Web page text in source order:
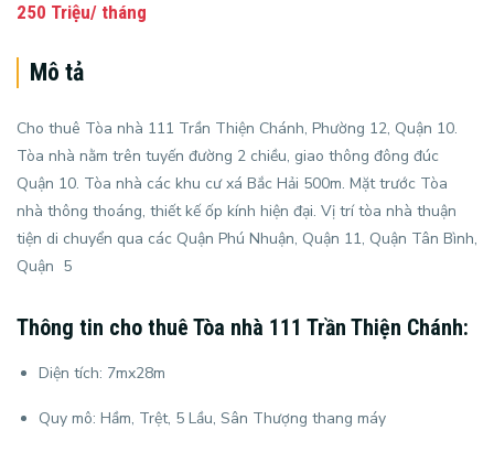
250 Triệu/ tháng
Mô tả
Cho thuê Tòa nhà 111 Trần Thiện Chánh, Phường 12, Quận 10.
Tòa nhà nằm trên tuyến đường 2 chiều, giao thông đông đúc
Quận 10. Tòa nhà các khu cư xá Bắc Hải 500m. Mặt trước Tòa
nhà thông thoáng, thiết kế ốp kính hiện đại. Vị trí tòa nhà thuận
tiện di chuyển qua các Quận Phú Nhuận, Quận 11, Quận Tân Bình,
Quận 5
Thông tin cho thuê Tòa nhà 111 Trần Thiện Chánh:
Diện tích: 7mx28m
Quy mô: Hầm, Trệt, 5 Lầu, Sân Thượng thang máy